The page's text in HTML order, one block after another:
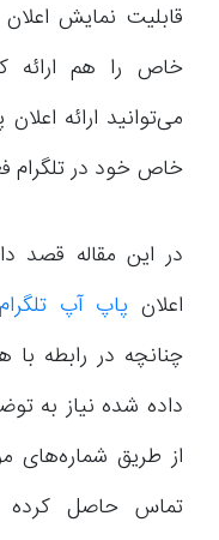
قابلیت نمایش
خاص را هم ارائه
می‌توانید ارائه
خاص خود در تلگرام
در این مقاله قصد
اعلان پاپ آپ تلگرام
چنانچه در رابطه
داده شده نیاز به
از طریق شماره‌های
تماس حاصل کرده